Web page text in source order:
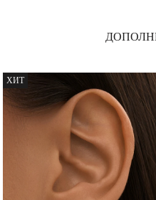
Серебряное
2 800 ₽
Двойной серебряный
кафф с фианитами
ХИТ